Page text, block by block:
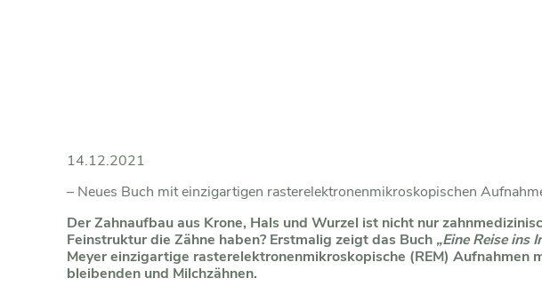
14.12.2021
– Neues Buch mit einzigartigen rasterelektronenmikroskopischen
Der Zahnaufbau aus Krone, Hals und Wurzel ist nicht nur
Feinstruktur die Zähne haben? Erstmalig zeigt das Buch „Eine Reise ins
Meyer einzigartige rasterelektronenmikroskopische (REM)
bleibenden und Milchzähnen.